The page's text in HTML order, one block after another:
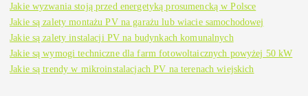
Jakie wyzwania stoją przed energetyką prosumencką w Polsce
Jakie są zalety montażu PV na garażu lub wiacie samochodowej
Jakie są zalety instalacji PV na budynkach komunalnych
Jakie są wymogi techniczne dla farm fotowoltaicznych powyżej 50 kW
Jakie są trendy w mikroinstalacjach PV na terenach wiejskich